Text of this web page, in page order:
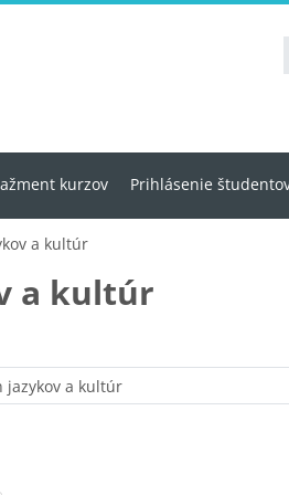
kurzov Prihlásenie
a kultúr
a kultúr
Kategórie kurzov